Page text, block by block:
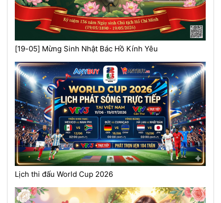
[19-05] Mừng Sinh Nhật Bác Hồ Kính Yêu
Lịch thi đấu World Cup 2026